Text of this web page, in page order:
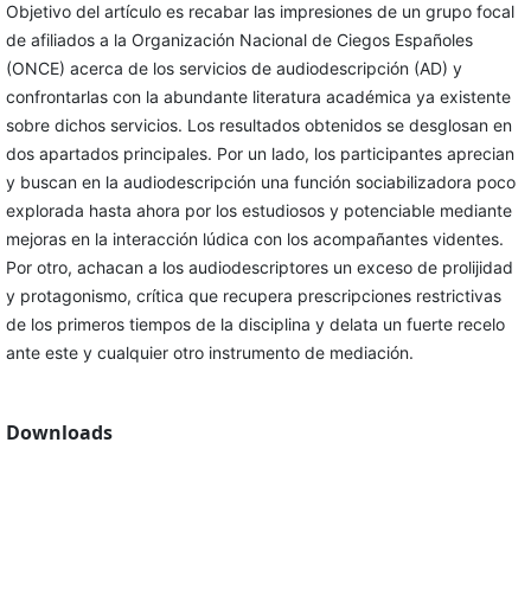
Objetivo del artículo es recabar las impresiones de un grupo focal
de afiliados a la Organización Nacional de Ciegos Españoles
(ONCE) acerca de los servicios de audiodescripción (AD) y
confrontarlas con la abundante literatura académica ya existente
sobre dichos servicios. Los resultados obtenidos se desglosan en
dos apartados principales. Por un lado, los participantes aprecian
y buscan en la audiodescripción una función sociabilizadora poco
explorada hasta ahora por los estudiosos y potenciable mediante
mejoras en la interacción lúdica con los acompañantes videntes.
Por otro, achacan a los audiodescriptores un exceso de prolijidad
y protagonismo, crítica que recupera prescripciones restrictivas
de los primeros tiempos de la disciplina y delata un fuerte recelo
ante este y cualquier otro instrumento de mediación.
Downloads